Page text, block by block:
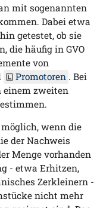
mit sogenannten
Dabei etwa
getestet, ob sie
die häufig in GVO
von
Promotoren . Bei
einem zweiten
wenn die
der Nachweis
Menge vorhanden
- etwa Erhitzen,
Zerkleinern -
nicht mehr